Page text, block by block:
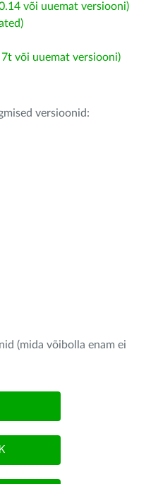
või uuemat versiooni)
või uuemat versiooni)
versioonid:
(mida võibolla enam ei